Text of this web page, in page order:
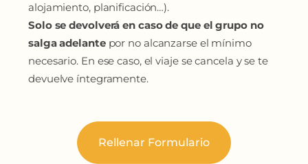
alojamiento, planificación…).
Solo se devolverá en caso de que el grupo no
salga adelantepor no alcanzarse el mínimo
necesario. En ese caso, el viaje se cancela y se te
devuelve íntegramente.
Rellenar Formulario